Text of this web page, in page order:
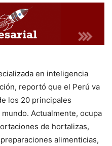
en inteligencia
reportó que el Perú va
los 20 principales
Actualmente, ocupa
de hortalizas,
alimenticias,